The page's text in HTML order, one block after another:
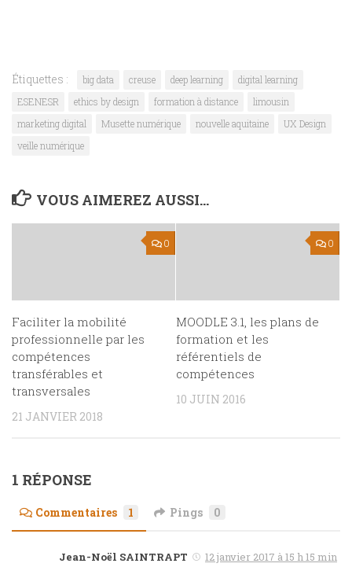
Étiquettes : big data creuse deep learning
digital learning
ESENESR
ethics by design formation à distance
limousin
marketing digital
Musette numérique nouvelle aquitaine
UX Design
veille numérique
VOUS AIMEREZ AUSSI...
0
Faciliter la mobilité
professionnelle par les
compétences
transférables et
transversales
21 JANVIER 2018
0
MOODLE 3.1, les plans de
formation et les
référentiels de
compétences
10 JUIN 2016
1 RÉPONSE
Commentaires 1 Pings 0
Jean-Noël SAINTRAPT 12 janvier 2017 à 15 h 15 min